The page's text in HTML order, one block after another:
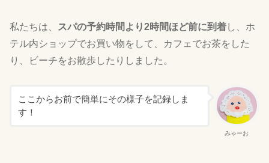
私たちは、 スパの予約時間より2時間ほど前に到着し、ホ
テル内ショップでお買い物をして、カフェでお茶をした
り、ビーチをお散歩したりしました。
みゃーお
ここからお前で簡単にその様子を記録しま
す！